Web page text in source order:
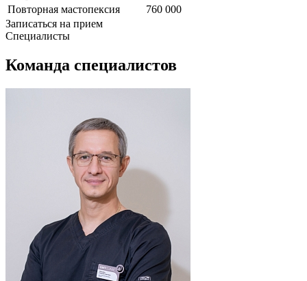
Повторная мастопексия
760 000
Записаться на прием
Специалисты
Команда специалистов